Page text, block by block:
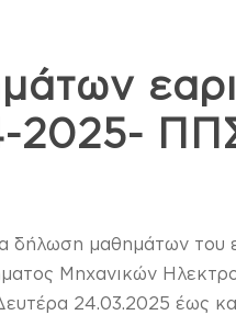
2025-
δήλωση μαθημάτων του
Μηχανικών
24.03.2025 έως